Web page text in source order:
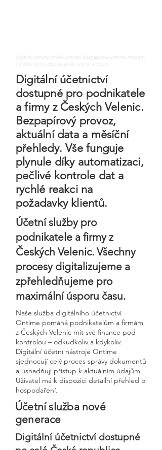
digitalni uctnictvi, online uctnictvi, bezpapirove uctnictvi, moderni
digitalni firma, uctarna online, ontime uctovani
Digitální účetnictví
dostupné pro podnikatele
a firmy z Českých Velenic.
Bezpapírový provoz,
aktuální data a měsíční
přehledy. Vše funguje
plynule díky automatizaci,
pečlivé kontrole dat a
rychlé reakci na
požadavky klientů.
Účetní služby pro
podnikatele a firmy z
Českých Velenic. Všechny
procesy digitalizujeme a
zpřehledňujeme pro
maximální úsporu času.
Naše služba digitálního účetnictví
Ontime pomáhá podnikatelům a firmám
z Českých Velenic mít své finance pod
kontrolou – odkudkoliv a kdykoliv.
Digitální účetní nástroje Ontime
sjednocují celý proces správy dokumentů
a usnadňují přístup k aktuálním údajům.
Uživatel má k dispozici detailní přehled o
hospodaření.
Účetní služba nové
generace
Digitální účetnictví dostupné